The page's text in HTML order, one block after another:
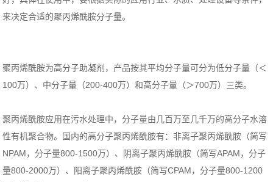
来决定合适的聚丙烯酰胺分子量。
聚丙烯酰胺为高分子助凝剂，产品按其平均分子量可分为低分子量（＜
100万）、中分子量（200-400万）和高分子量（＞700万）三类。
聚丙烯酰胺应用在污水处理中，分子量由几百万至几千万的高分子水溶
性有机聚合物。国内的高分子聚丙烯酰胺有：非离子聚丙烯酰胺（简写
NPAM，分子量800-1500万）、阴离子聚丙烯酰胺（简写APAM，分子
量800-2000万）、阳离子聚丙烯酰胺（简写CPAM，分子量800-1200